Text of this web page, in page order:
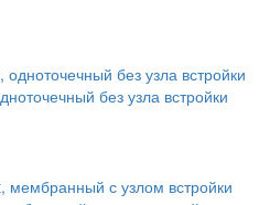
без узла встройки